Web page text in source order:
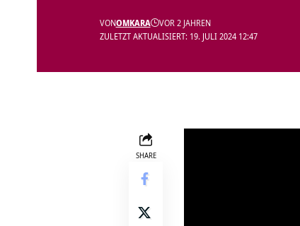
ZULETZT AKTUALISIERT: 19. JULI 2024 12:47
VONOMKARA VOR 2 JAHREN
SHARE